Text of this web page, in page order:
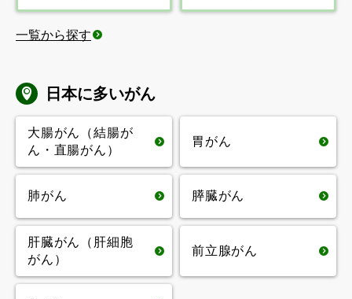
一覧から探す
日本に多いがん
大腸がん
（結腸が
ん・直腸がん）
胃がん
肺がん 膵臓がん
肝臓がん（肝細胞
がん）
前立腺がん